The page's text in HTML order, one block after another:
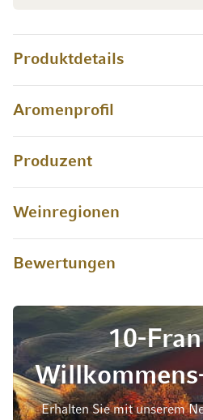
Produktdetails
Aromenprofil
Produzent
Weinregionen
Bewertungen
10-
Erhalten Sie mit unserem